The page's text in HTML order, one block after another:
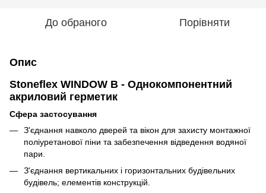
До обраного Порівняти
Опис
Stoneflex WINDOW B - Однокомпонентний
акриловий герметик
Сфера застосування
З'єднання навколо дверей та вікон для захисту монтажної
поліуретанової піни та забезпечення відведення водяної
пари.
З'єднання вертикальних і горизонтальних будівельних
будівель; елементів конструкцій.